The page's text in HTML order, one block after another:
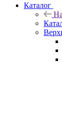
Каталог